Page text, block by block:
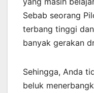
Sebab seorang
terbang tinggi
banyak gerakan
Sehingga, Anda
beluk